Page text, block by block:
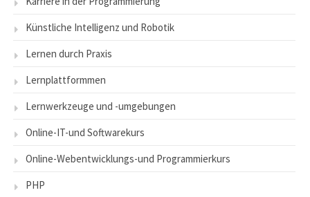
Künstliche Intelligenz und Robotik
Lernen durch Praxis
Lernplattformmen
Lernwerkzeuge und -umgebungen
Online-IT-und Softwarekurs
Online-Webentwicklungs-und Programmierkurs
PHP